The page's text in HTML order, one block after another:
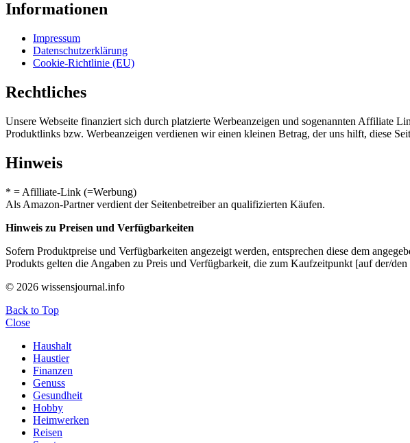
Informationen
Impressum
Datenschutzerklärung
Cookie-Richtlinie (EU)
Rechtliches
Unsere Webseite finanziert sich durch platzierte Werbeanzeigen und sogenannten
Produktlinks bzw. Werbeanzeigen verdienen wir einen kleinen Betrag, der uns hilft, diese
Hinweis
* = Afilliate-Link (=Werbung)
Als Amazon-Partner verdient der Seitenbetreiber an qualifizierten Käufen.
Hinweis zu Preisen und Verfügbarkeiten
Sofern Produktpreise und Verfügbarkeiten angezeigt werden, entsprechen diese dem
Produkts gelten die Angaben zu Preis und Verfügbarkeit, die zum Kaufzeitpunkt [auf der/
© 2026 wissensjournal.info
Back to Top
Close
Haushalt
Haustier
Finanzen
Genuss
Gesundheit
Hobby
Heimwerken
Reisen